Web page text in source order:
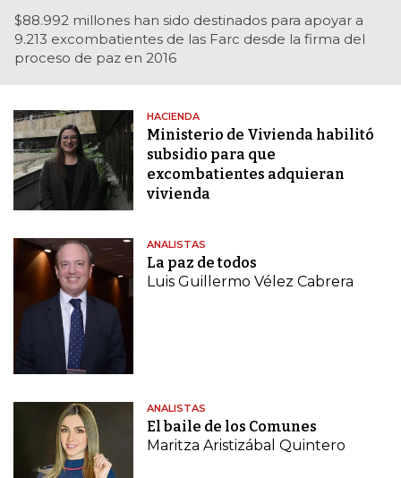
$88.992 millones han sido destinados para apoyar a
9.213 excombatientes de las Farc desde la firma del
proceso de paz en 2016
HACIENDA
Ministerio de Vivienda habilitó
subsidio para que
excombatientes adquieran
vivienda
ANALISTAS
La paz de todos
Luis Guillermo Vélez Cabrera
ANALISTAS
El baile de los Comunes
Maritza Aristizábal Quintero